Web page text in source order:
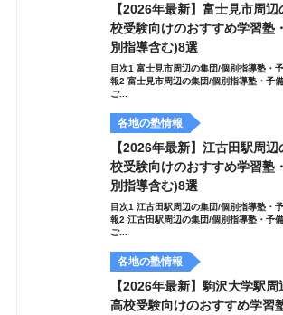
【2026年最新】富士見市周
校受験向けのおすすめ学習塾
別指導含む)8選
目次1 富士見市周辺の集団/個別指導塾・
報2 富士見市周辺の集団/個別指導塾・予
ご...
各地の塾情報
【2026年最新】江古田駅周
校受験向けのおすすめ学習塾
別指導含む)8選
目次1 江古田駅周辺の集団/個別指導塾・
報2 江古田駅周辺の集団/個別指導塾・予
ご...
各地の塾情報
【2026年最新】駒沢大学駅周
高校受験向けのおすすめ学習